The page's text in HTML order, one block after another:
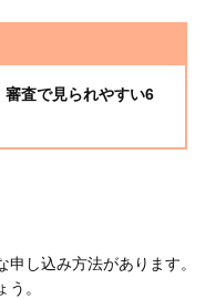
査で見られやすい6
し込み方法があります。
。